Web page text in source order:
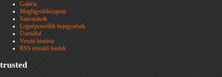
Galéria
Megfigyelőközpont
Szavazások
Legnépszerűbb bejegyzések
Üzenőfal
Verzió história
RSS értesítő feedek
trusted